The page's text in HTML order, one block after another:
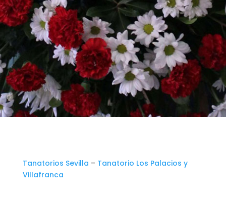
Tanatorios Sevilla – Tanatorio Los Palacios y
Villafranca